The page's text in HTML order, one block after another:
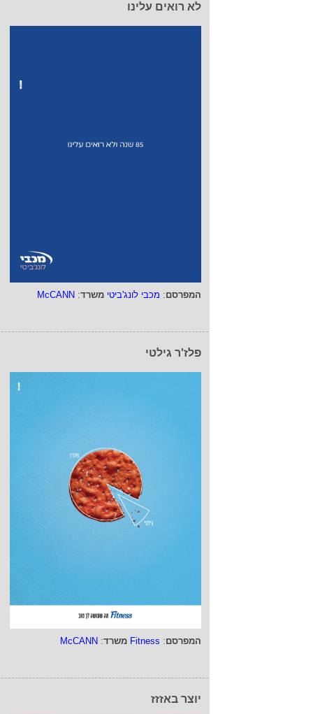
לא רואים עלינו
המפרסם: מכבי לונג'ביטי משרד:
McCANN
פלז'ר גילטי
המפרסם:
Fitness משרד:
McCANN
יוצר באזזז